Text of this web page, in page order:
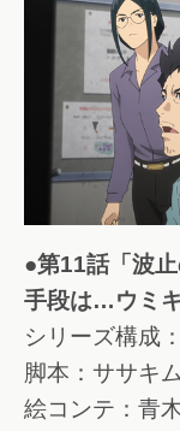
●第11話「波
手段は…ウミキ
シリーズ構成
脚本：ササキ
絵コンテ：青